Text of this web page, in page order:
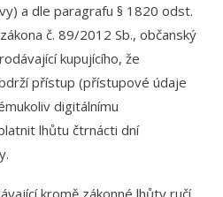
a dle paragrafu § 1820 odst.
č. 89/2012 Sb., občanský
kupujícího, že
přístup (přístupové údaje
digitálnímu
lhůtu čtrnácti dní
kromě zákonné lhůty ručí